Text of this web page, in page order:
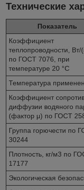
Технические
Показатель
Коэффициент
теплопроводности, Вт/
по ГОСТ 7076, при
температуре 20 °С
Температура
Коэффициент
диффузии водяного
(фактор μ) по ГОСТ
Группа горючести по
30244
Плотность, кг/м3 по
17177
Экологическая